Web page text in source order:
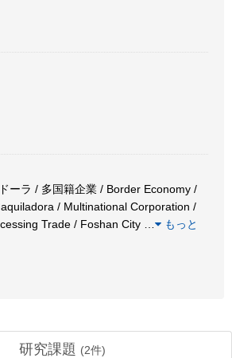
ーラ / 多国籍企業 / Border Economy /
/ Multinational Corporation /
Trade / Foshan City
もっと
研究課題 (2件)